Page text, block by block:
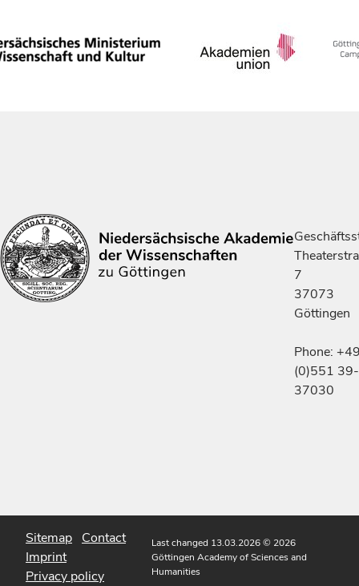
7
37073
Göttingen
Phone:
(0)551 39-
37030
Sitemap Contact
Imprint
Privacy policy
Last changed 13.03.2026© 2026
Göttingen Academy of Sciences and
Humanities